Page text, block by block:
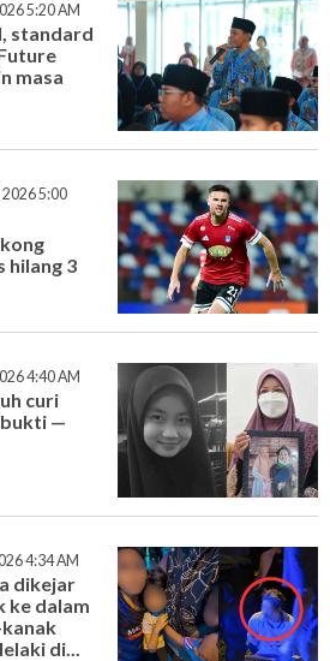
5:20 AM
standard
masa
5:00
hilang 3
4:40 AM
curi
bukti —
4:34 AM
dikejar
ke dalam
di...